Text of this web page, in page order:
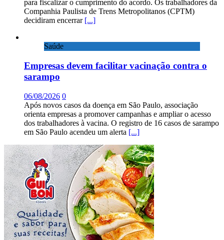
para fiscalizar o cumprimento do acordo. Os trabalhadores da
Companhia Paulista de Trens Metropolitanos (CPTM)
decidiram encerrar [...]
Saúde
Empresas devem facilitar vacinação contra o
sarampo
06/08/2026 0
Após novos casos da doença em São Paulo, associação
orienta empresas a promover campanhas e ampliar o acesso
dos trabalhadores à vacina. O registro de 16 casos de sarampo
em São Paulo acendeu um alerta [...]